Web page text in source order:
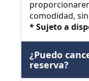
comodidad,
* Sujeto a
¿Puedo
reserva?